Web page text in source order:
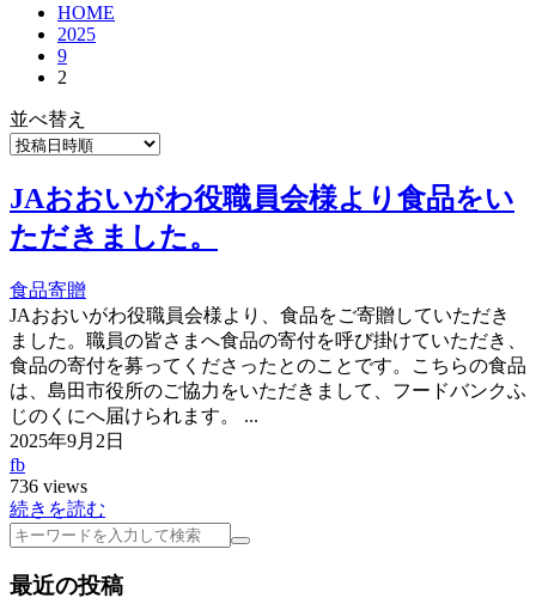
HOME
2025
9
2
並べ替え
JAおおいがわ役職員会様より食品をい
ただきました。
食品寄贈
JAおおいがわ役職員会様より、食品をご寄贈していただき
ました。職員の皆さまへ食品の寄付を呼び掛けていただき、
食品の寄付を募ってくださったとのことです。こちらの食品
は、島田市役所のご協力をいただきまして、フードバンクふ
じのくにへ届けられます。 ...
2025年9月2日
fb
736 views
続きを読む
検
最近の投稿